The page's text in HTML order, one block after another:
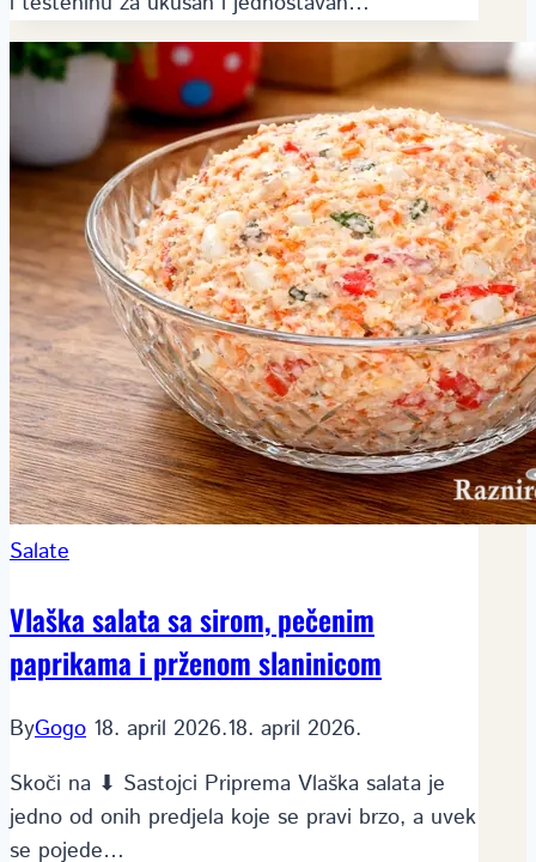
Salate
Vlaška salata sa sirom, pečenim
paprikama i prženom slaninicom
ByGogo 18. april 2026.18. april 2026.
Skoči na ⬇ Sastojci Priprema Vlaška salata je
jedno od onih predjela koje se pravi brzo, a uvek
se pojede…